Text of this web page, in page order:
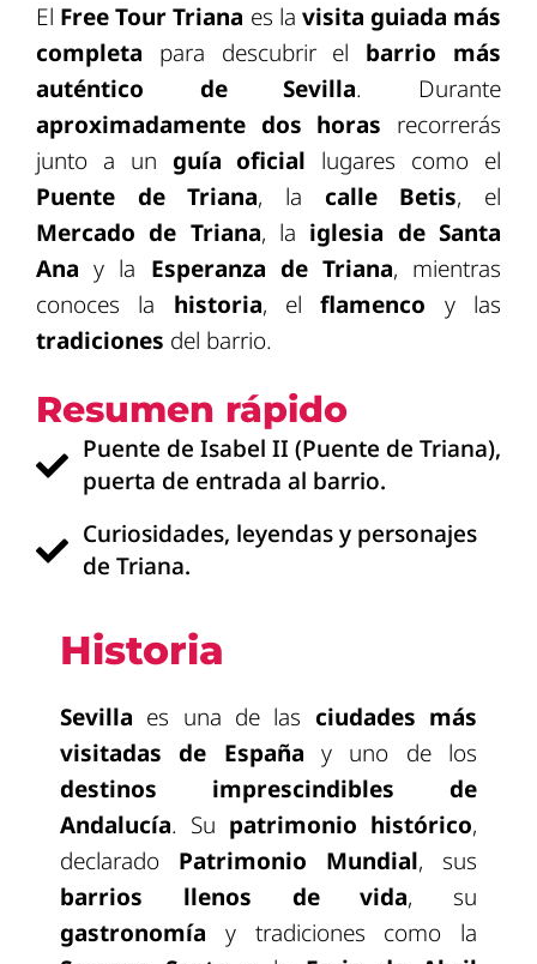
El Free Tour Triana es la visita guiada más
completa para descubrir el barrio más
auténtico de Sevilla. Durante
aproximadamente dos horas recorrerás
junto a un guía oficial lugares como el
Puente de Triana, la calle Betis, el
Mercado de Triana, la iglesia de Santa
Ana y la Esperanza de Triana, mientras
conoces la historia, elflamenco y las
tradiciones del barrio.
Resumen rápido
Puente de Isabel II (Puente de Triana),
puerta de entrada al barrio.
Curiosidades, leyendas y personajes
de Triana.
Historia
Sevilla es una de las ciudades más
visitadas de España y uno de los
destinos imprescindibles de
Andalucía. Su patrimonio histórico,
declarado Patrimonio Mundial, sus
barrios llenos de vida, su
gastronomía y tradiciones como la